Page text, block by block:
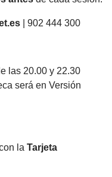
| 902 444 300
las 20.00 y 22.30
será en Versión
la Tarjeta